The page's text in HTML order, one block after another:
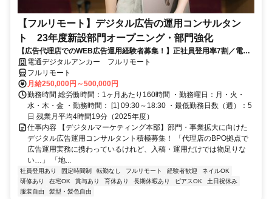
【フルリモート】デジタル広告の運用コンサルタン
ト 23年度新設部門オープニング・部門強化
【広告代理店でのWEB広告運用経験者募集！】正社員登用率7割／電通
G／全国×完全在宅／年休126日・土日祝休み／残業月平均4時間19分
電通デジタルアンカー フルリモート
フルリモート
月給250,000円～500,000円
勤務時間 総労働時間：1ヶ月あたり160時間 ・勤務曜日：月・火・
水・木・金 ・勤務時間： [1] 09:30～18:30 ・最低勤務日数（週）：5
日 残業月平均4時間19分（2025年度）
仕事内容 【デジタルマーケティング本部】部門・事業拡大に向けた
デジタル広告運用コンサルタント積極募集！ 「代理店のBPO拠点で
広告運用実務に携わっているけれど、入稿・運用だけでは物足りな
い…」 「地...
社員登用あり 固定時間制 転勤なし フルリモート 経験者歓迎
ネイルOK
研修あり
在宅OK 賞与あり 育休あり 長期休暇あり ピアスOK
土日祝休み
服装自由
髪型・髪色自由